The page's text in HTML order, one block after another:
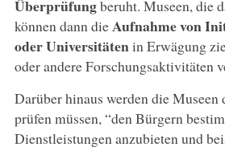
Überprüfungberuht. Museen, die
können dann dieAufnahme von
oder Universitätenin Erwägung
oder andere Forschungsaktivitäten
Darüber hinaus werden die
prüfen müssen, “den Bürgern
Dienstleistungen anzubieten und